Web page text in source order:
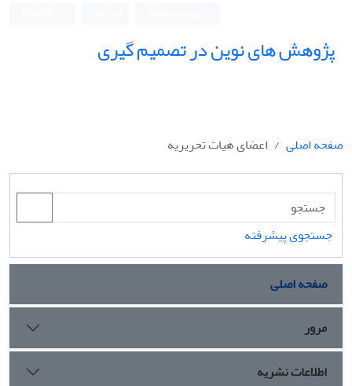
پژوهش های نوین در تصمیم گیری
صفحه اصلی اعضای هیات تحریریه
جستجوی پیشرفته
صفحه اصلی
مرور
اطلاعات نشریه